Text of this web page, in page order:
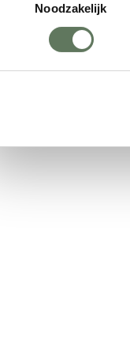
Noodzakelijk